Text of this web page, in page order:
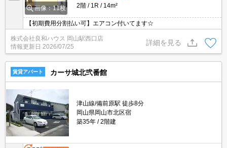
画像：11枚
2階
1R 14m²
【初期費用分割払い可】エアコン付いてます☆
株式会社良和ハウス 岡山駅西口店
情報更新日 2026/07/25
詳細を見る
賃貸アパート カーサ城北弐番館
津山線/備前原駅 徒歩8分
岡山県岡山市北区宿
築35年
2階建